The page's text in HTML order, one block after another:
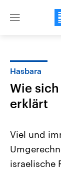
Close
Hasbara
Wie
erklärt
Viel und
israelische